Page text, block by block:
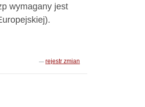
wymagany jest
rejestr zmian